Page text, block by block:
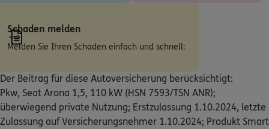
Schaden melden
Melden Sie Ihren Schaden einfach und schnell:
Der Beitrag für diese Autoversicherung berücksichtigt:
Pkw, Seat Arona 1,5, 110 kW (HSN 7593/TSN ANR);
überwiegend private Nutzung; Erstzulassung 1.10.2024, letzte
Zulassung auf Versicherungsnehmer 1.10.2024; Produkt Smart